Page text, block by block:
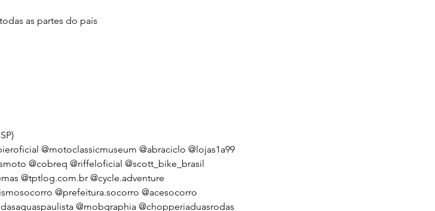
as partes do país
@motoclassicmuseum @abraciclo @lojas1a99
@cobreq @riffeloficial @scott_bike_brasil
@tptlog.com.br @cycle.adventure
@prefeitura.socorro @acesocorro
@mobgraphia @chopperiaduasrodas